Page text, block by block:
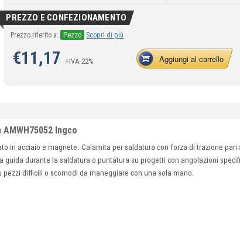
PREZZO E CONFEZIONAMENTO
Prezzo riferito a: Pezzo Scopri di più
€11,17 +IVA 22% Aggiungi al carrello
Ingco
in acciaio e magnete. Calamita per saldatura con forza di trazione pari
guida durante la saldatura o puntatura su progetti con angolazioni
difficili o scomodi da maneggiare con una sola mano.